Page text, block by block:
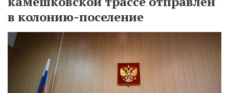
в колонию-поселение